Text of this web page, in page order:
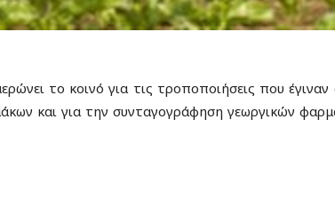
το κοινό για τις τροποποιήσεις που
και για την συνταγογράφηση γεωργικών